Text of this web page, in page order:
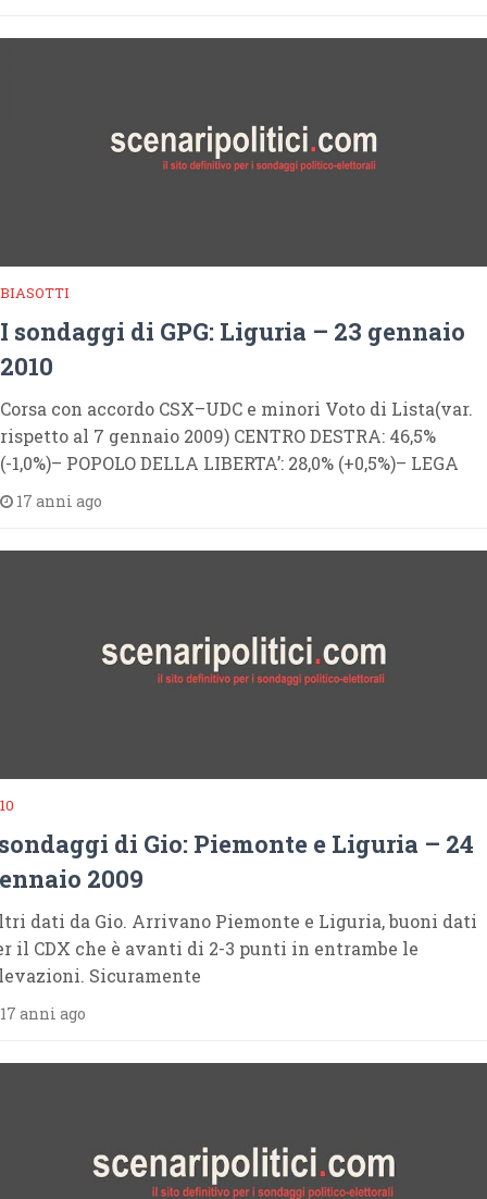
BIASOTTI
I sondaggi di GPG: Liguria – 23 gennaio
2010
Corsa con accordo CSX–UDC e minori Voto di Lista(var.
rispetto al 7 gennaio 2009) CENTRO DESTRA: 46,5%
(-1,0%)– POPOLO DELLA LIBERTA’: 28,0% (+0,5%)– LEGA
17 anni ago
di Gio: Piemonte e Liguria – 24
2009
dati da Gio. Arrivano Piemonte e Liguria, buoni dati
il CDX che è avanti di 2-3 punti in entrambe le
Sicuramente
anni ago